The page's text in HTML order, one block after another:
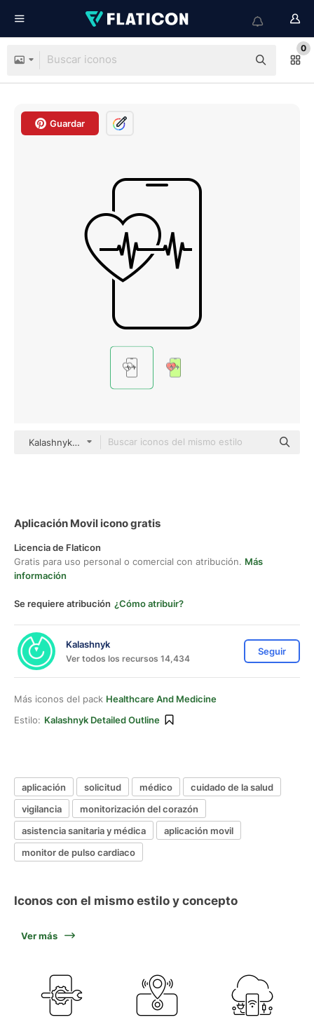
0
Guardar
Kalashnyk Detailed Outline
Aplicación Movil icono gratis
Licencia de Flaticon
Gratis para uso personal o comercial con atribución. Más
información
Se requiere atribución ¿Cómo atribuir?
Kalashnyk
Ver todos los recursos 14,434
Seguir
Más iconos del pack Healthcare And Medicine
Estilo: Kalashnyk Detailed Outline
aplicación solicitud médico
cuidado de la salud
vigilancia
monitorización del corazón
asistencia sanitaria y médica
aplicación movil
monitor de pulso cardiaco
Iconos con el mismo estilo y concepto
Ver más